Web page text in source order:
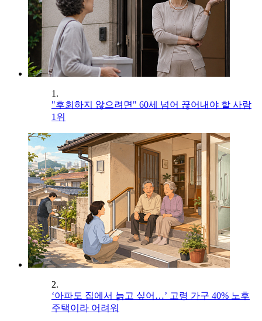
1.
"후회하지 않으려면" 60세 넘어 끊어내야 할 사람
1위
2.
‘아파도 집에서 늙고 싶어…’ 고령 가구 40% 노후
주택이라 어려워